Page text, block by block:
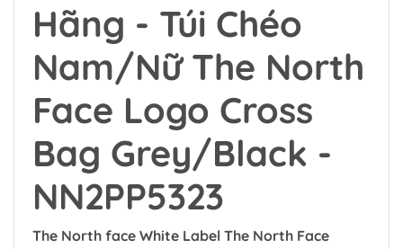
Hãng - Túi Chéo
Nam/Nữ The North
Face Logo Cross
Bag Grey/Black -
NN2PP5323
The North face White Label The North Face